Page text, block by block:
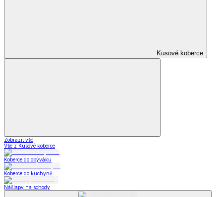
Kusové koberce
Zobrazit vše
Vše z Kusové koberce
Koberce do obýváku
Koberce do kuchyně
Nášlapy na schody